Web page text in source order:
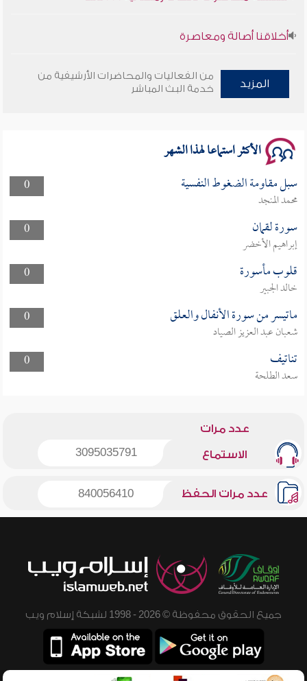
سلسلة محاضرات نفحات رمضانية 1444هـ
المزيد
من الفعاليات والمحاضرات الأرشيفية من
خدمة البث المباشر
الأكثر استماعا لهذا الشهر
0 سبل مقاومة الضغوط النفسية
محمد المنجد
0
سورة لقمان
إبراهيم الأخضر
0
قلوب مأسورة
خالد الجبير
0
ماتيسر من سورة الأنفال والعلق
شعبان عبد العزيز الصياد
0
تناتيف
سعد الطلحة
عدد مرات
الاستماع 3095035791
عدد مرات الحفظ 840056410
جميع الحقوق محفوظة © 2026 - 1998 لشبكة إسلام ويب